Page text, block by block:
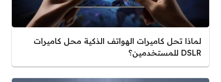
لماذا تحل كاميرات الهواتف الذكية محل كاميرات
DSLR للمستخدمين؟